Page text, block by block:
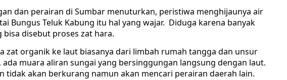
dan perairan di Sumbar menuturkan, peristiwa menghijaunya air
Bungus Teluk Kabung itu hal yang wajar. Diduga karena banyak
disebut proses zat hara.
zat organik ke laut biasanya dari limbah rumah tangga dan unsur
ada muara aliran sungai yang bersinggungan langsung dengan laut.
tidak akan berkurang namun akan mencari perairan daerah lain.